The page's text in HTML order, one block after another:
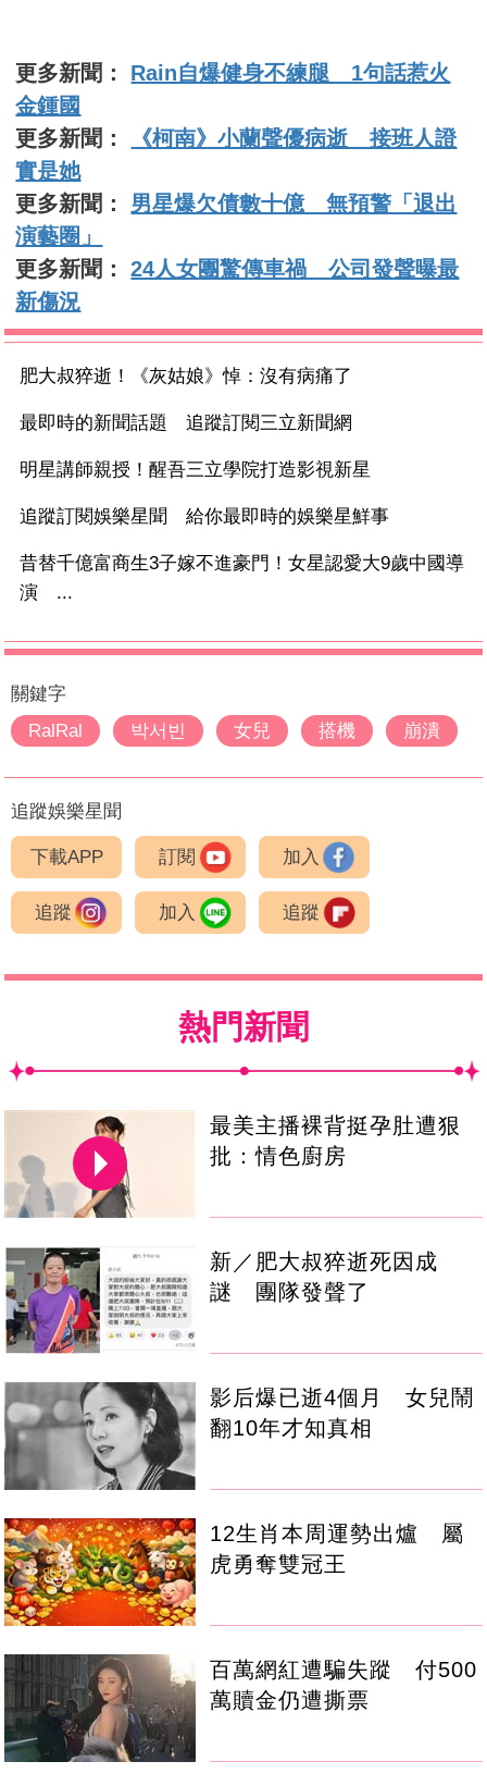
更多新聞： Rain自爆健身不練腿 1句話惹火
金鍾國
更多新聞：
《柯南》小蘭聲優病逝 接班人證
實是她
更多新聞： 男星爆欠債數十億 無預警「退出
演藝圈」
更多新聞：24人女團驚傳車禍 公司發聲曝最
新傷況
肥大叔猝逝！《灰姑娘》悼：沒有病痛了
最即時的新聞話題 追蹤訂閱三立新聞網
明星講師親授！醒吾三立學院打造影視新星
追蹤訂閱娛樂星聞 給你最即時的娛樂星鮮事
昔替千億富商生3子嫁不進豪門！女星認愛大9歲中國導
演 ...
關鍵字
RalRal
박서빈 女兒 搭機 崩潰
追蹤娛樂星聞
下載APP 訂閱 加入
追蹤 加入 追蹤
熱門新聞
最美主播裸背挺孕肚遭狠
批：情色廚房
新／肥大叔猝逝死因成
謎 團隊發聲了
影后爆已逝4個月 女兒鬧
翻10年才知真相
12生肖本周運勢出爐 屬
虎勇奪雙冠王
百萬網紅遭騙失蹤 付500
萬贖金仍遭撕票